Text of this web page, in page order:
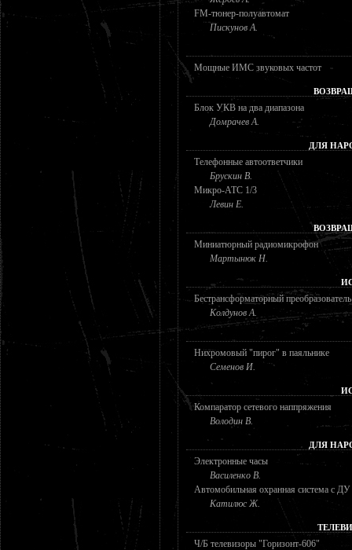
FM-тюнер-полуавтомат
Пискунов А.
Мощные ИМС звуковых частот
Блок УКВ на два диапазона
Домрачев А.
ДЛЯ
Телефонные автоответчики
Брускин В.
Микро-АТС 1/3
Левин Е.
Миниатюрный радиомикрофон
Мартынюк Н.
Бестрансформаторный
Колдунов А.
Нихромовый "пирог" в паяльнике
Семенов И.
Компаратор сетевого наппряжения
Володин В.
ДЛЯ
Электронные часы
Василенко В.
Автомобильная охранная система с ДУ
Катилюс Ж.
Ч/Б телевизоры "Горизонт-606"